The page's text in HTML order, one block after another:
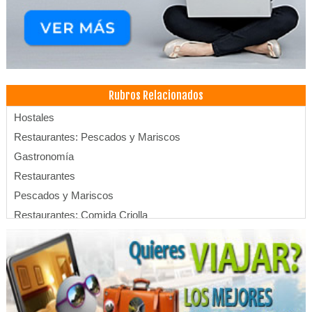
Rubros Relacionados
Hostales
Restaurantes: Pescados y Mariscos
Gastronomía
Restaurantes
Pescados y Mariscos
Restaurantes: Comida Criolla
Servicios de Gastronomía
Hoteles
Hotels